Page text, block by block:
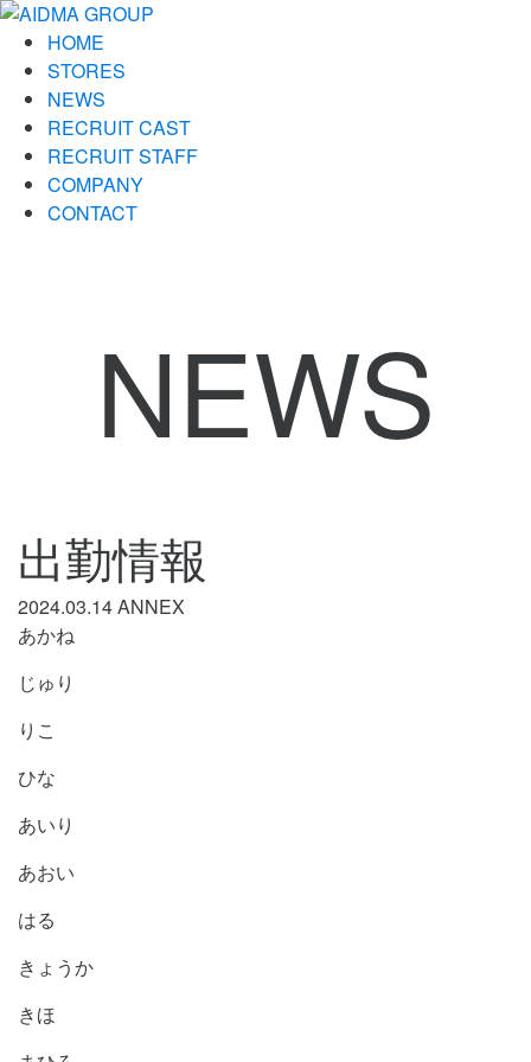
HOME
STORES
NEWS
RECRUIT CAST
RECRUIT STAFF
COMPANY
CONTACT
NEWS
出勤情報
2024.03.14ANNEX
あかね
じゅり
りこ
ひな
あいり
あおい
はる
きょうか
きほ